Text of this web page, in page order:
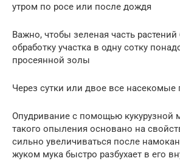
утром по росе или после дождя
Важно, чтобы зеленая часть
обработку участка в одну сотку
просеянной золы
Через сутки или двое все насекомые
Опудривание с помощью кукурузной
такого опыления основано на
сильно увеличиваться после
жуком мука быстро разбухает в его